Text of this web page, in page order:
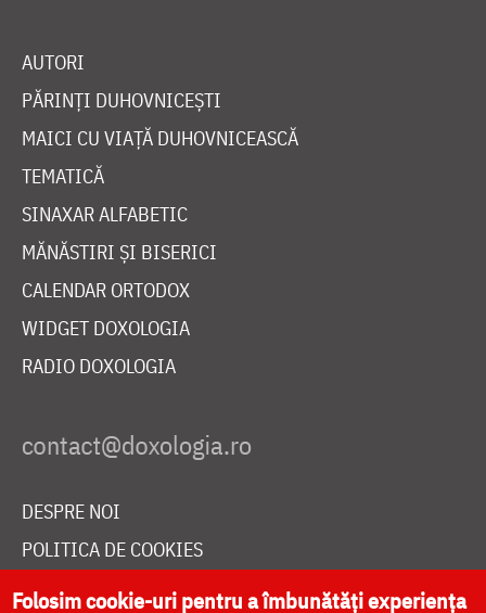
AUTORI
PĂRINȚI DUHOVNICEȘTI
MAICI CU VIAȚĂ DUHOVNICEASCĂ
TEMATICĂ
SINAXAR ALFABETIC
MĂNĂSTIRI ȘI BISERICI
CALENDAR ORTODOX
WIDGET DOXOLOGIA
RADIO DOXOLOGIA
DESPRE NOI
POLITICA DE COOKIES
DONEAZĂ ONLINE PENTRU CATEDRALA NAȚIONALĂ
Folosim cookie-uri pentru a îmbunătăți experiența